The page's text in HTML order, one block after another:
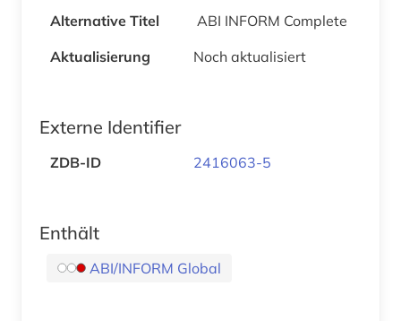
Alternative Titel
ABI INFORM Complete
Aktualisierung
Noch aktualisiert
Externe Identifier
ZDB-ID 2416063-5
Enthält
ABI/INFORM Global